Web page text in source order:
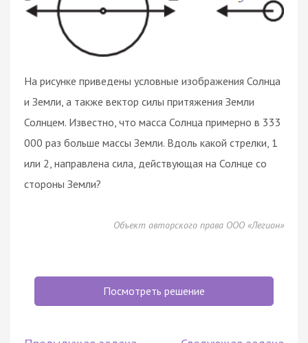
На рисунке приведены условные изображения Солнца
и Земли, а также вектор силы притяжения Земли
Солнцем. Известно, что масса Солнца примерно в 333
000 раз больше массы Земли. Вдоль какой стрелки, 1
или 2, направлена сила, действующая на Солнце со
стороны Земли?
Объект авторского права ООО «Легион»
Посмотреть решение